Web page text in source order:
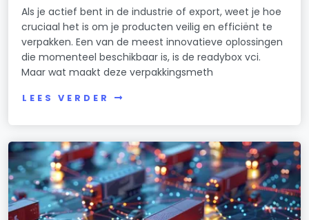
Als je actief bent in de industrie of export, weet je hoe
cruciaal het is om je producten veilig en efficiënt te
verpakken. Een van de meest innovatieve oplossingen
die momenteel beschikbaar is, is de readybox vci.
Maar wat maakt deze verpakkingsmeth
LEES VERDER